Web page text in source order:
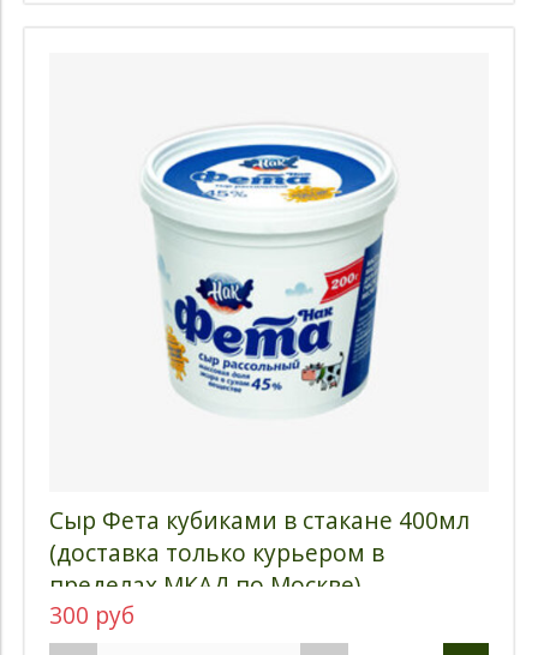
Сыр Фета кубиками в стакане 400мл
(доставка только курьером в
пределах МКАД по Москве)
300 руб